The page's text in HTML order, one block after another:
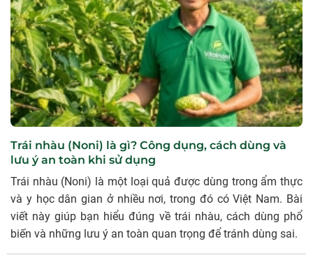
Trái nhàu (Noni) là gì? Công dụng, cách dùng và
lưu ý an toàn khi sử dụng
Trái nhàu (Noni) là một loại quả được dùng trong ẩm thực
và y học dân gian ở nhiều nơi, trong đó có Việt Nam. Bài
viết này giúp bạn hiểu đúng về trái nhàu, cách dùng phổ
biến và những lưu ý an toàn quan trọng để tránh dùng sai.